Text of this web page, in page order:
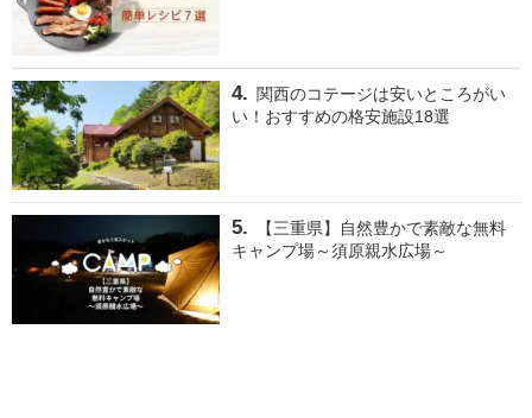
関西のコテージは安いところがい
い！おすすめの格安施設18選
【三重県】自然豊かで素敵な無料
キャンプ場～須原親水広場～